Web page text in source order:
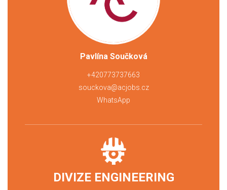
Pavlína Součková
+420773737663
souckova@acjobs.cz
WhatsApp
DIVIZE ENGINEERING